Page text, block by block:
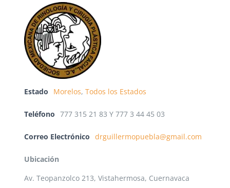
Estado Morelos, Todos los Estados
Teléfono 777 315 21 83 Y 777 3 44 45 03
Correo Electrónico drguillermopuebla@gmail.com
Ubicación
Av. Teopanzolco 213, Vistahermosa, Cuernavaca